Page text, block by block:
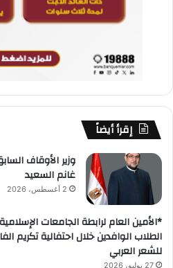
إقرأ أيضاً
وزير الأوقاف
غانم السعيد
2 أغسطس، 2026
*الأمين العام لرابطة الجامعات
الطلاب الوافدين خلال احتفالية تكريم
للشعر العربي
27 يوليو، 2026